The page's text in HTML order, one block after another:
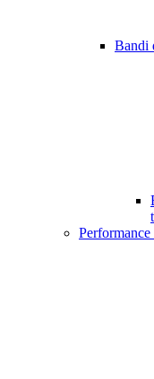
Bandi
Performance